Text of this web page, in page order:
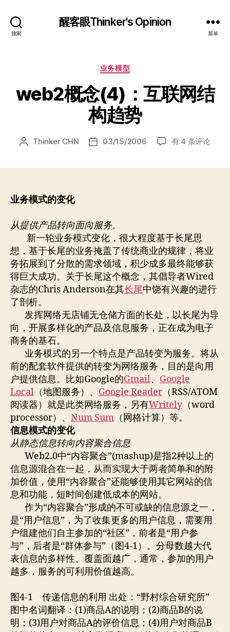
搜索
醒客眼Thinker's Opinion
菜单
分
业务模型
web2概念(4)：互联网结
构趋势
文 Thinker CHN
发 03/15/2006
web2
趋
势
有 4 条评论
业务模式的变化
从提供产品转向面向服务。
新一轮业务模式变化，很大程度基于长尾思
想，基于长尾的业务掩盖了传统商业的规律，将业
务拓展到了分散的需求领域，积少成多最终能够获
得巨大成功。关于长尾这个概念，其倡导者Wired
杂志的Chris Anderson在其长尾中饶有兴趣的进行
了剖析。
发挥网络无店铺无仓储方面的长处，以长尾为导
向，开展多样化的产品及信息服务，正在成为电子
商务的基石。
业务模式的另一个特点是产品转变为服务。将从
前的配套软件提供的转变为网络服务，目的是向用
户提供信息。比如Google的Gmail、 Google
Local （地图服务）、 Google Reader（RSS/ATOM
阅读器）就是此类网络服务，另有Writely（word
processor）、 Num Sum （网格计算）等。
信息模式的变化
从静态信息转向内容聚合信息
Web2.0中“内容聚合”(mashup)是指2种以上的
信息源混合在一起，从而实现大于两者简单和的附
加价值，使用“内容聚合”还能够使用其它网站的信
息和功能，短时间创建低成本的网站。
作为“内容聚合”形成的不可或缺的信息源之一，
是“用户信息”，为了收集更多的用户信息，需要用
户组建他们自主参加的“社区”，前者是“用户参
与”，后者是“群体参与”（图4-1）。分母数越大代
表信息的多样性、覆盖面越广，通常，参加的用户
越多，服务的可利用价值越高。
图4-1 传递信息的利用 出处：“野村综合研究所”
图中名词翻译：(1)商品A的说明；(2)商品B的说
明；(3)用户对商品A的评价信息；(4)用户对商品B